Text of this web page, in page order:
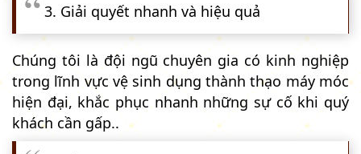
3. Giải quyết nhanh và hiệu quả
Chúng tôi là đội ngũ chuyên gia có kinh nghiệp
trong lĩnh vực vệ sinh dụng thành thạo máy móc
hiện đại, khắc phục nhanh những sự cố khi quý
khách cần gấp..